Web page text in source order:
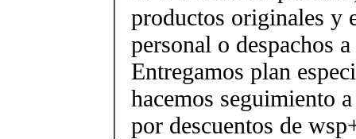
productos originales y
personal o despachos
Entregamos plan
hacemos seguimiento
por descuentos de